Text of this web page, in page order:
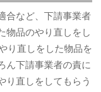
合など、下請事業者
物品のやり直しをし
り直しをした物品を
ん下請事業者の責に
り直しをしてもらう